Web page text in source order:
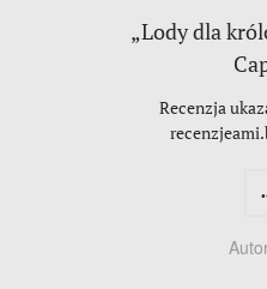
„Lody dla
Recenzja